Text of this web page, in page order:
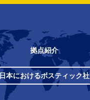
拠点紹介
日本におけるボスティック社